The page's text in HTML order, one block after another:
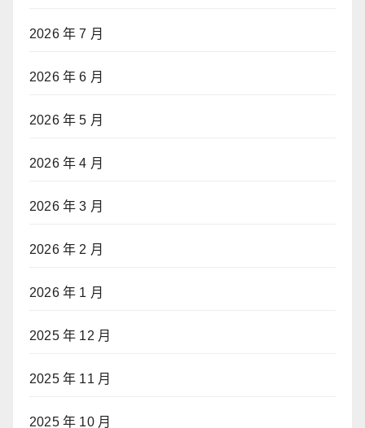
2026 年 7 月
2026 年 6 月
2026 年 5 月
2026 年 4 月
2026 年 3 月
2026 年 2 月
2026 年 1 月
2025 年 12 月
2025 年 11 月
2025 年 10 月